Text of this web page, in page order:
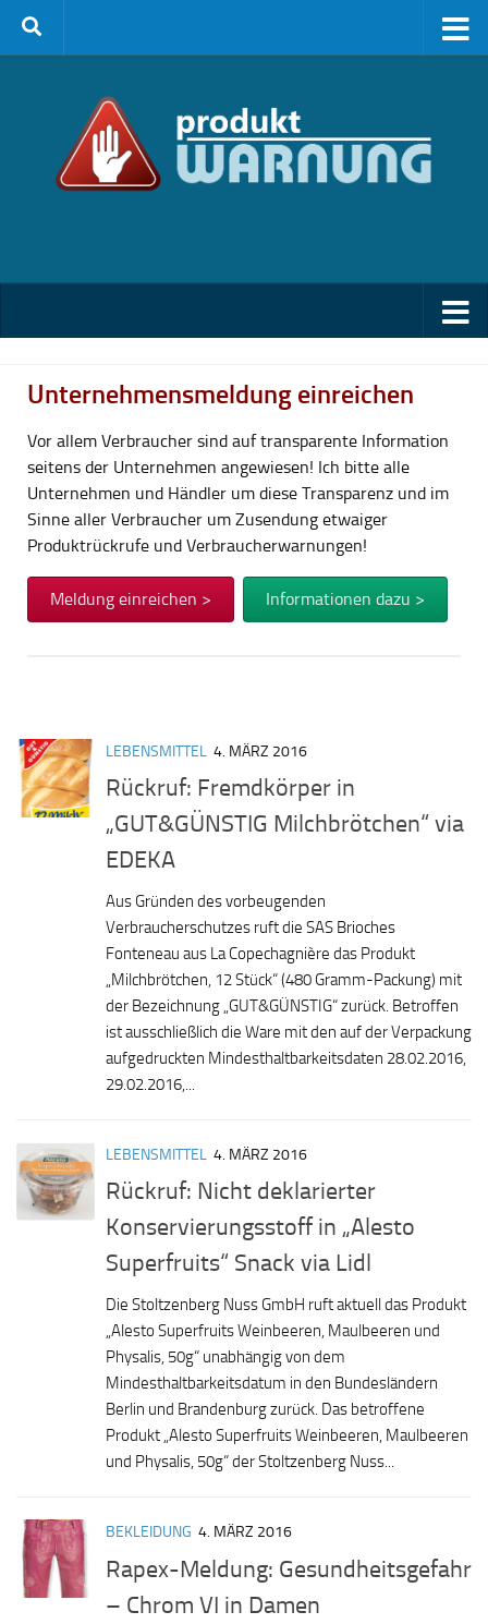
Zum Inhalt springen
Unternehmensmeldung einreichen
Vor allem Verbraucher sind auf transparente Information
seitens der Unternehmen angewiesen! Ich bitte alle
Unternehmen und Händler um diese Transparenz und im
Sinne aller Verbraucher um Zusendung etwaiger
Produktrückrufe und Verbraucherwarnungen!
Meldung einreichen > Informationen dazu >
LEBENSMITTEL 4. MÄRZ 2016
Rückruf: Fremdkörper in
„GUT&GÜNSTIG Milchbrötchen“ via
EDEKA
Aus Gründen des vorbeugenden
Verbraucherschutzes ruft die SAS Brioches
Fonteneau aus La Copechagnière das Produkt
„Milchbrötchen, 12 Stück“ (480 Gramm-Packung) mit
der Bezeichnung „GUT&GÜNSTIG“ zurück. Betroffen
ist ausschließlich die Ware mit den auf der Verpackung
aufgedruckten Mindesthaltbarkeitsdaten 28.02.2016,
29.02.2016,...
LEBENSMITTEL 4. MÄRZ 2016
Rückruf: Nicht deklarierter
Konservierungsstoff in „Alesto
Superfruits“ Snack via Lidl
Die Stoltzenberg Nuss GmbH ruft aktuell das Produkt
„Alesto Superfruits Weinbeeren, Maulbeeren und
Physalis, 50g“ unabhängig von dem
Mindesthaltbarkeitsdatum in den Bundesländern
Berlin und Brandenburg zurück. Das betroffene
Produkt „Alesto Superfruits Weinbeeren, Maulbeeren
und Physalis, 50g“ der Stoltzenberg Nuss...
BEKLEIDUNG 4. MÄRZ 2016
Rapex-Meldung: Gesundheitsgefahr
– Chrom VI in Damen